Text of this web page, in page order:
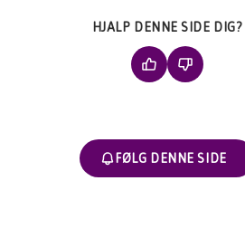
HJALP DENNE SIDE DIG?
FØLG DENNE SIDE